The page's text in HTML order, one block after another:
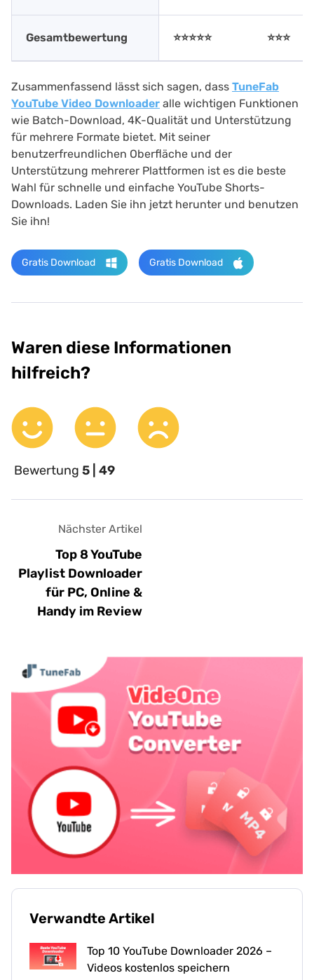
Gesamtbewertung ⭐⭐⭐⭐⭐ ⭐⭐⭐
Zusammenfassend lässt sich sagen, dass TuneFab
YouTube Video Downloader alle wichtigen Funktionen
wie Batch-Download, 4K-Qualität und Unterstützung
für mehrere Formate bietet. Mit seiner
benutzerfreundlichen Oberfläche und der
Unterstützung mehrerer Plattformen ist es die beste
Wahl für schnelle und einfache YouTube Shorts-
Downloads. Laden Sie ihn jetzt herunter und benutzen
Sie ihn!
Gratis Download Gratis Download
Waren diese Informationen
hilfreich?
Bewertung 5 | 49
Nächster Artikel
Top 8 YouTube
Playlist Downloader
für PC, Online &
Handy im Review
Verwandte Artikel
Top 10 YouTube Downloader 2026 –
Videos kostenlos speichern